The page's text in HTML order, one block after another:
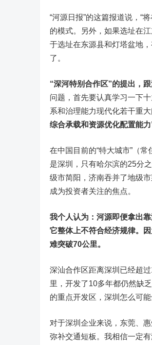
“河源日报”的这篇报道说，“
的模式。另外，如果选址在
于选址在东源县和灯塔盆地
了。
“深河特别合作区”的提出，
问题，首先要认真学习一下
系和治理能力现代化若干重大
综合承载和资源优化配置能力
在中国目前的“特大城市”（
是深圳，只有哈尔滨的25分
级市简阳，济南吞并了地级
成为投资者关注的焦点。
我个人认为：河源即便拿出
它整体上不符合经济规律。
难突破70公里。
深汕合作区距离深圳已经超
里，开发了10多年都仍然缺
的重点开发区，深圳怎么可
对于深圳企业来说，东莞、
弥补交通短板。我相信一定